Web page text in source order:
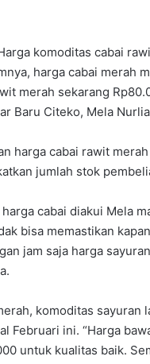
komoditas cabai
harga cabai merah
merah sekarang
Baru Citeko, Mela
harga cabai rawit
jumlah stok
cabai diakui Mela
bisa memastikan
jam saja harga
komoditas
Februari ini. “Harga
untuk kualitas baik.